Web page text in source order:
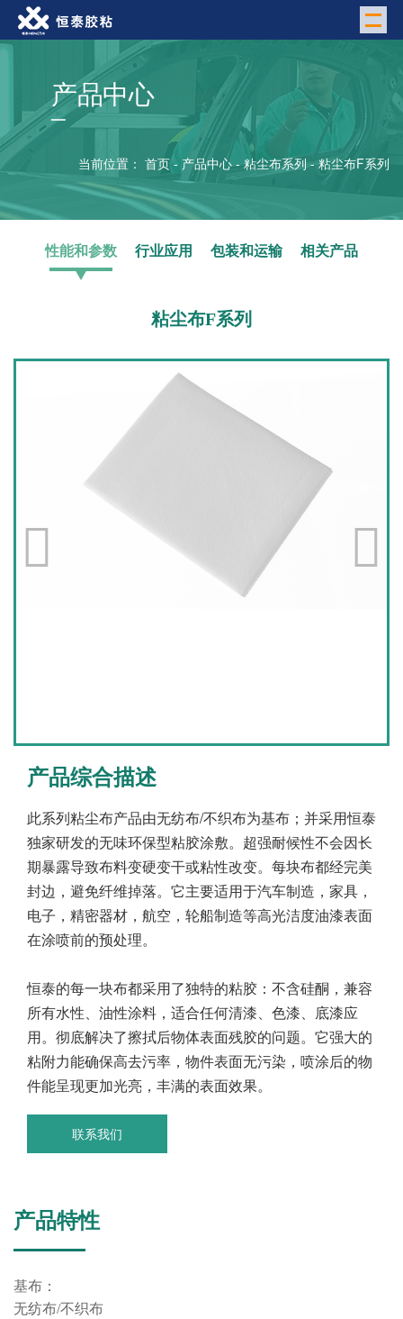
产品中心
当前位置： 首页 - 产品中心 - 粘尘布系列 - 粘尘布F系列
性能和参数 行业应用 包装和运输 相关产品
粘尘布F系列
产品综合描述
此系列粘尘布产品由无纺布/不织布为基布；并采用恒泰
独家研发的无味环保型粘胶涂敷。超强耐候性不会因长
期暴露导致布料变硬变干或粘性改变。每块布都经完美
封边，避免纤维掉落。它主要适用于汽车制造，家具，
电子，精密器材，航空，轮船制造等高光洁度油漆表面
在涂喷前的预处理。
恒泰的每一块布都采用了独特的粘胶：不含硅酮，兼容
所有水性、油性涂料，适合任何清漆、色漆、底漆应
用。彻底解决了擦拭后物体表面残胶的问题。它强大的
粘附力能确保高去污率，物件表面无污染，喷涂后的物
件能呈现更加光亮，丰满的表面效果。
联系我们
产品特性
基布：
无纺布/不织布